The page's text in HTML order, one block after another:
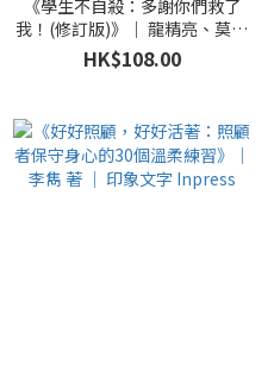
《學生不自殺：多謝你們救了
我！(修訂版)》｜ 龍精亮、莫慕
貞、林匯希 著 ｜ 香港教育大學
基督教信仰與發展中心
HK$108.00